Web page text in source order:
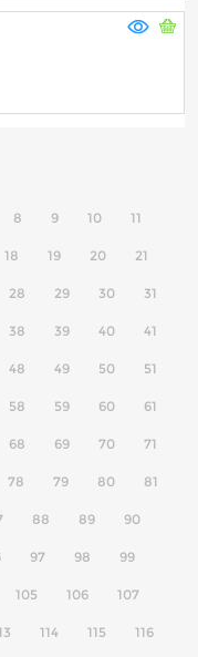
8 9 10 11
18 19 20 21
28 29 30 31
38 39 40 41
48 49 50 51
58 59 60 61
68 69 70 71
78 79 80 81
88 89 90
97 98 99
105 106 107
114 115 116